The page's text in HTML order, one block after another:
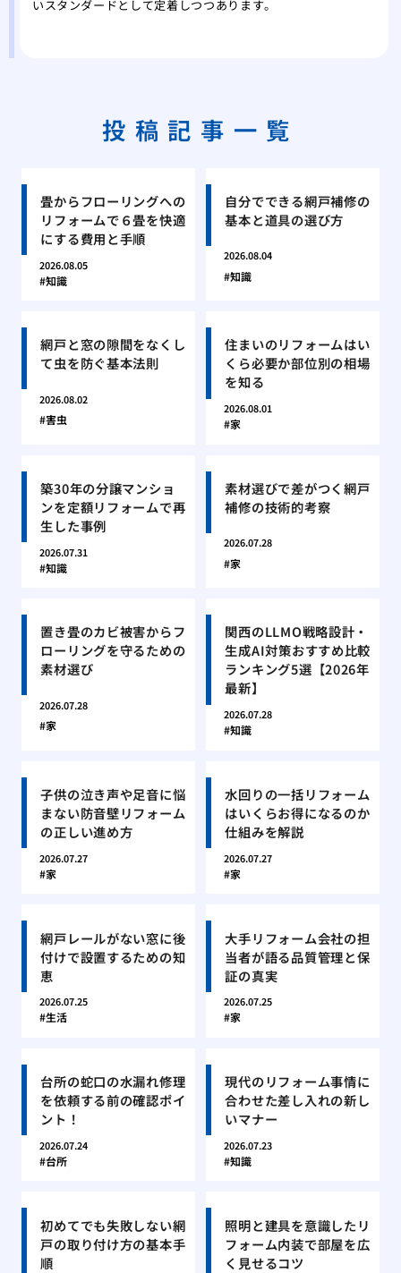
いスタンダードとして定着しつつあります。
投稿記事一覧
畳からフローリングへの
リフォームで６畳を快適
にする費用と手順
2026.08.05
知識
自分でできる網戸補修の
基本と道具の選び方
2026.08.04
知識
網戸と窓の隙間をなくし
て虫を防ぐ基本法則
2026.08.02
害虫
住まいのリフォームはい
くら必要か部位別の相場
を知る
2026.08.01
家
築30年の分譲マンショ
ンを定額リフォームで再
生した事例
2026.07.31
知識
素材選びで差がつく網戸
補修の技術的考察
2026.07.28
家
置き畳のカビ被害からフ
ローリングを守るための
素材選び
2026.07.28
家
関西のLLMO戦略設計・
生成AI対策おすすめ比較
ランキング5選【2026年
最新】
2026.07.28
知識
子供の泣き声や足音に悩
まない防音壁リフォーム
の正しい進め方
2026.07.27
家
水回りの一括リフォーム
はいくらお得になるのか
仕組みを解説
2026.07.27
家
網戸レールがない窓に後
付けで設置するための知
恵
2026.07.25
生活
大手リフォーム会社の担
当者が語る品質管理と保
証の真実
2026.07.25
家
台所の蛇口の水漏れ修理
を依頼する前の確認ポイ
ント！
2026.07.24
台所
現代のリフォーム事情に
合わせた差し入れの新し
いマナー
2026.07.23
知識
初めてでも失敗しない網
戸の取り付け方の基本手
順
照明と建具を意識したリ
フォーム内装で部屋を広
く見せるコツ